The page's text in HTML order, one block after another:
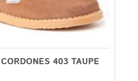
403 TAUPE